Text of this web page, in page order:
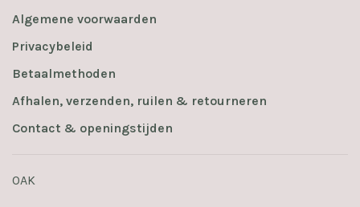
Algemene voorwaarden
Privacybeleid
Betaalmethoden
Afhalen, verzenden, ruilen & retourneren
Contact & openingstijden
OAK